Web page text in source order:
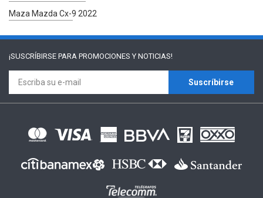
Maza Mazda Cx-9 2022
¡SUSCRÍBIRSE PARA PROMOCIONES Y NOTICIAS!
Suscríbirse